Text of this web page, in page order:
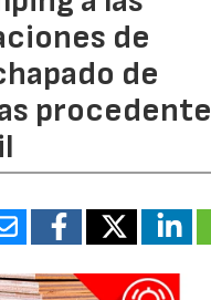
de
de
procedente